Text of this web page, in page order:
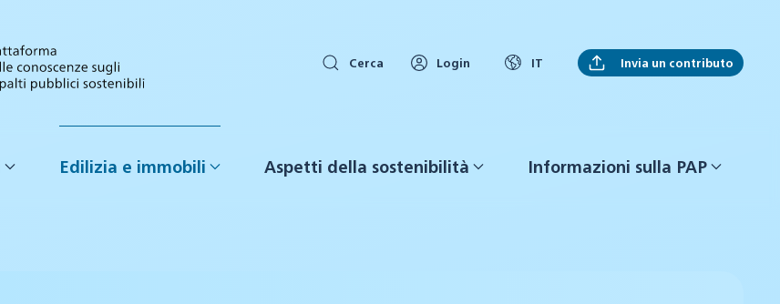
Cerca Login IT Invia un contributo
Edilizia e immobili Aspetti della sostenibilità Informazioni sulla PAP